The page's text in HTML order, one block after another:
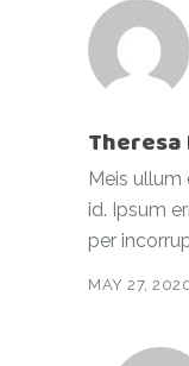
Theresa
Meis ullum
id. Ipsum
per
MAY 27,